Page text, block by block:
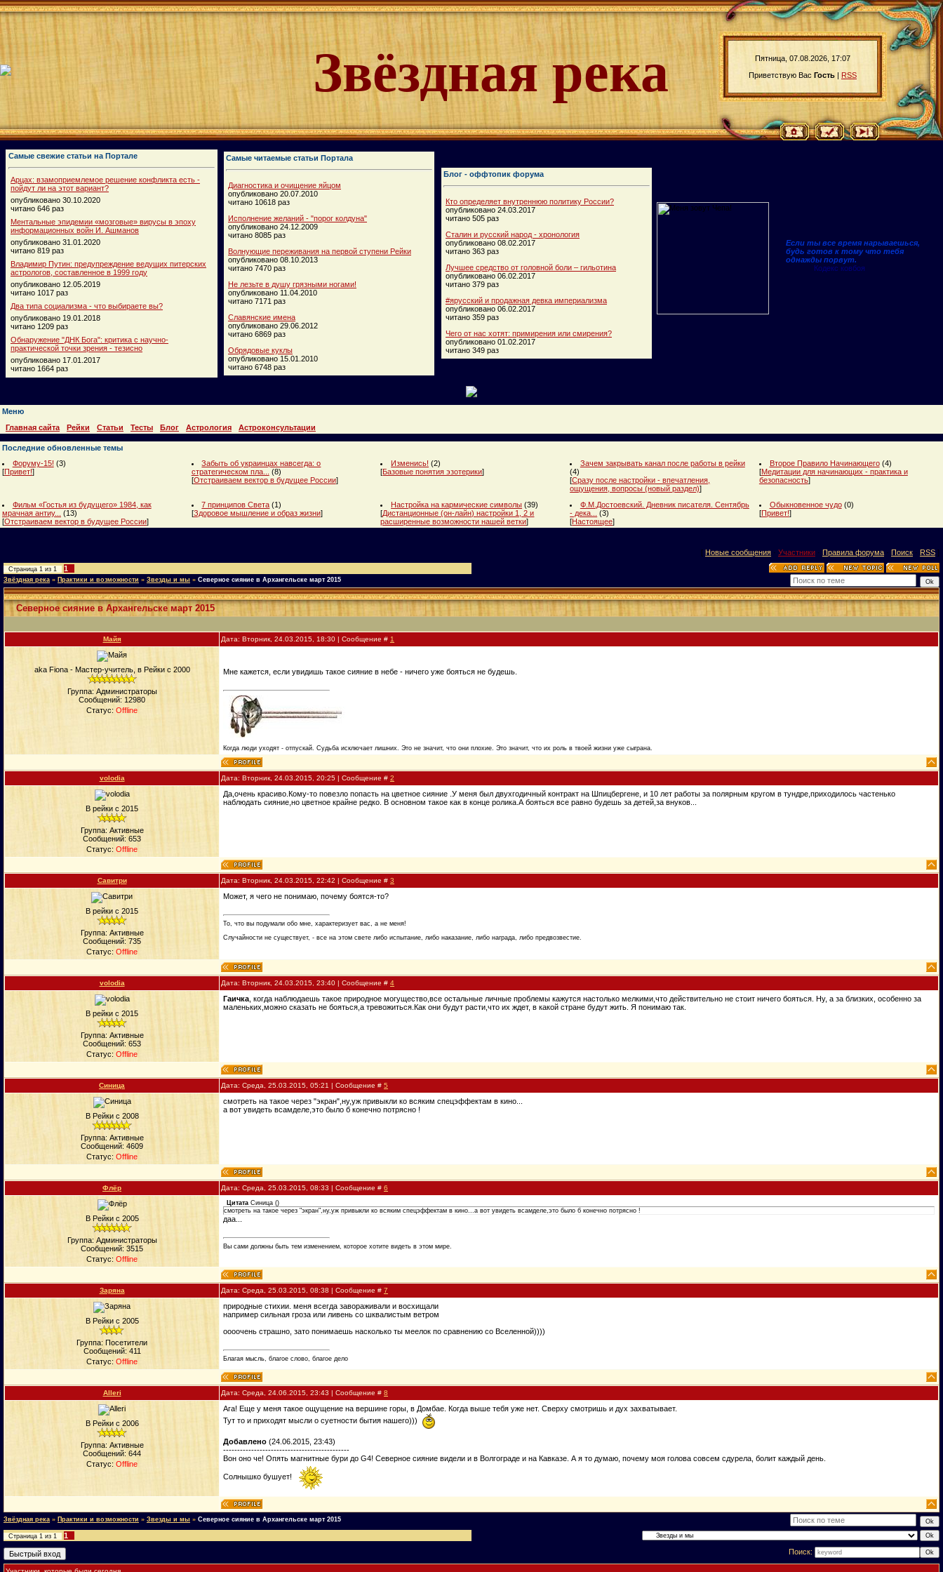
Пятница, 07.08.2026, 17:07
Приветствую Вас Гость | RSS
Звёздная река
Самые свежие статьи на Портале
Арцах: взамоприемлемое решение конфликта есть -
пойдут ли на этот вариант?
опубликовано 30.10.2020
читано 646 раз
Ментальные эпидемии «мозговые» вирусы в эпоху
информационных войн И. Ашманов
опубликовано 31.01.2020
читано 819 раз
Владимир Путин: предупреждение ведущих питерских
астрологов, составленное в 1999 году
опубликовано 12.05.2019
читано 1017 раз
Два типа социализма - что выбираете вы?
опубликовано 19.01.2018
читано 1209 раз
Обнаружение "ДНК Бога": критика с научно-
практической точки зрения - тезисно
опубликовано 17.01.2017
читано 1664 раз
Самые читаемые статьи Портала
Диагностика и очищение яйцом
опубликовано 20.07.2010
читано 10618 раз
Исполнение желаний - "порог колдуна"
опубликовано 24.12.2009
читано 8085 раз
Волнующие переживания на первой ступени Рейки
опубликовано 08.10.2013
читано 7470 раз
Не лезьте в душу грязными ногами!
опубликовано 11.04.2010
читано 7171 раз
Славянские имена
опубликовано 29.06.2012
читано 6869 раз
Обрядовые куклы
опубликовано 15.01.2010
читано 6748 раз
Блог - оффтопик форума
Кто определяет внутреннюю политику России?
опубликовано 24.03.2017
читано 505 раз
Сталин и русский народ - хронология
опубликовано 08.02.2017
читано 363 раз
Лучшее средство от головной боли – гильотина
опубликовано 06.02.2017
читано 379 раз
#ярусский и продажная девка империализма
опубликовано 06.02.2017
читано 359 раз
Чего от нас хотят: примирения или смирения?
опубликовано 01.02.2017
читано 349 раз
Если ты все время нарываешься,
будь готов к тому что тебя
однажды порвут.
Кодекс ковбоя
Меню
Главная сайта
Рейки Статьи Тесты Блог Астрология Астроконсультации
Последние обновленные темы
Форуму-15! (3)
[Привет!]
Забыть об украинцах навсегда: о
стратегическом пла...
(8)
[Отстраиваем вектор в будущее России]
Изменись! (2)
[Базовые понятия эзотерики]
Зачем закрывать канал после работы в рейки
(4)
[Сразу после настройки - впечатления,
ощущения, вопросы (новый раздел)]
Второе Правило Начинающего (4)
[Медитации для начинающих - практика и
безопасность]
Фильм «Гостья из будущего» 1984, как
мрачная антиу...
(13)
[Отстраиваем вектор в будущее России]
7 принципов Света (1)
[Здоровое мышление и образ жизни]
Настройка на кармические символы (39)
[Дистанционные (он-лайн) настройки 1, 2 и
расширенные возможности нашей ветки]
Ф.М.Достоевский. Дневник писателя. Сентябрь
- дека...
(3)
[Настоящее]
Обыкновенное чудо (0)
[Привет!]
[ Новые сообщения · Участники · Правила форума · Поиск · RSS ]
Страница 1 из 1 1
Звёздная река » Практики и возможности » Звезды и мы » Северное сияние в Архангельске март 2015
Северное сияние в Архангельске март 2015
Майя Дата: Вторник, 24.03.2015, 18:30 | Сообщение # 1
aka Fiona - Мастер-учитель, в Рейки с 2000
Группа: Администраторы
Сообщений: 12980
Статус: Offline
Мне кажется, если увидишь такое сияние в небе - ничего уже бояться не будешь.
Когда люди уходят - отпускай. Судьба исключает лишних. Это не значит, что они плохие. Это значит, что их роль в твоей жизни уже сыграна.
volodia Дата: Вторник, 24.03.2015, 20:25 | Сообщение # 2
В рейки с 2015
Группа: Активные
Сообщений: 653
Статус: Offline
Да,очень красиво.Кому-то повезло попасть на цветное сияние .У меня был двухгодичный контракт на Шпицбергене, и 10 лет работы за полярным кругом в тундре,приходилось частенько
наблюдать сияние,но цветное крайне редко. В основном такое как в конце ролика.А бояться все равно будешь за детей,за внуков...
Савитри Дата: Вторник, 24.03.2015, 22:42 | Сообщение # 3
В рейки с 2015
Группа: Активные
Сообщений: 735
Статус: Offline
Может, я чего не понимаю, почему боятся-то?
То, что вы подумали обо мне, характеризует вас, а не меня!
Случайности не существует, - все на этом свете либо испытание, либо наказание, либо награда, либо предвозвестие.
volodia Дата: Вторник, 24.03.2015, 23:40 | Сообщение # 4
В рейки с 2015
Группа: Активные
Сообщений: 653
Статус: Offline
Гаичка , когда наблюдаешь такое природное могущество,все остальные личные проблемы кажутся настолько мелкими,что действительно не стоит ничего бояться. Ну, а за близких, особенно за
маленьких,можно сказать не бояться,а тревожиться.Как они будут расти,что их ждет, в какой стране будут жить. Я понимаю так.
Синица Дата: Среда, 25.03.2015, 05:21 | Сообщение # 5
В Рейки с 2008
Группа: Активные
Сообщений: 4609
Статус: Offline
смотреть на такое через "экран",ну,уж привыкли ко всяким спецэффектам в кино...
а вот увидеть всамделе,это было б конечно потрясно !
Флёр Дата: Среда, 25.03.2015, 08:33 | Сообщение # 6
В Рейки с 2005
Группа: Администраторы
Сообщений: 3515
Статус: Offline
Цитата Синица ()
смотреть на такое через "экран",ну,уж привыкли ко всяким спецэффектам в кино...а вот увидеть всамделе,это было б конечно потрясно !
даа...
Вы сами должны быть тем изменением, которое хотите видеть в этом мире.
Заряна Дата: Среда, 25.03.2015, 08:38 | Сообщение # 7
В Рейки с 2005
Группа: Посетители
Сообщений: 411
Статус: Offline
природные стихии. меня всегда завораживали и восхищали
например сильная гроза или ливень со шквалистым ветром
оооочень страшно, зато понимаешь насколько ты меелок по сравнению со Вселенной))))
Благая мысль, благое слово, благое дело
Alleri Дата: Среда, 24.06.2015, 23:43 | Сообщение # 8
В Рейки с 2006
Группа: Активные
Сообщений: 644
Статус: Offline
Ага! Еще у меня такое ощущение на вершине горы, в Домбае. Когда выше тебя уже нет. Сверху смотришь и дух захватывает.
Тут то и приходят мысли о суетности бытия нашего)))
Добавлено (24.06.2015, 23:43)
---------------------------------------------
Вон оно че! Опять магнитные бури до G4! Северное сияние видели и в Волгограде и на Кавказе. А я то думаю, почему моя голова совсем сдурела, болит каждый день.
Солнышко бушует!
Звёздная река » Практики и возможности » Звезды и мы » Северное сияние в Архангельске март 2015
Страница 1 из 1
1
Поиск: